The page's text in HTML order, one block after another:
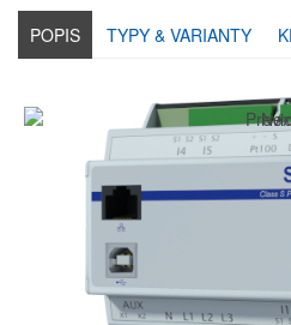
POPIS
TYPY & VARIANTY